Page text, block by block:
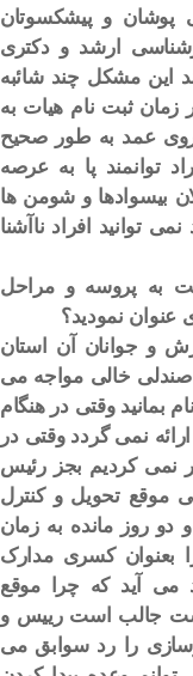
پوشان و پیشکسوتان
ارشد و دکتری
این مشکل چند شائبه
زمان ثبت نام هیات به
روی عمد به طور صحیح
توانمند پا به عرصه
بیسوادها و شومن ها
توانید افراد ناآشنا
به پروسه و مراحل
عنوان نمودید؟
و جوانان آن استان
صندلی خالی مواجه می
بمانید وقتی در هنگام
نمی گردد وقتی در
نمی کردیم بجز رئیس
موقع تحویل و کنترل
روز مانده به زمان
بعنوان کسری مدارک
می آید که چرا موقع
جالب است رییس و
را رد سوابق می